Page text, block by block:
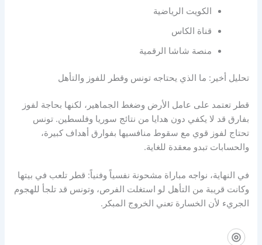
الكويت الرياضية
قناة الكاس
منصة شاشا الرقمية
تحليل أخير: ما الذي يحتاجه تونس وقطر للفوز والتأهل
قطر تعتمد على عامل الأرض وضغط الجماهير، لكنها بحاجة لفوز
بفارق قد لا يكفي دون هدايا من نتائج سوريا وفلسطين. تونس
تحتاج لفوز قوي مع سقوط منافسيها بفوارق أهداف كبيرة،
والحسابات تبدو معقدة للغاية.
في النهاية، نواجه مباراة مشحونة نفسياً وفنياً: قطر تلعب في بيتها
وكانت قريبة من التأهل لو استغلت الفرص، وتونس قد تلجأ للهجوم
الجريء لأن الخسارة تعني الخروج المبكر.